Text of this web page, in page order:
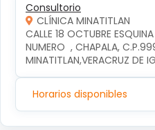
Consultorio
CLÍNICA MINATITLAN
CALLE 18 OCTUBRE
NUMERO  , CHAPALA,
MINATITLAN,VERACRUZ DE
Horarios disponibles